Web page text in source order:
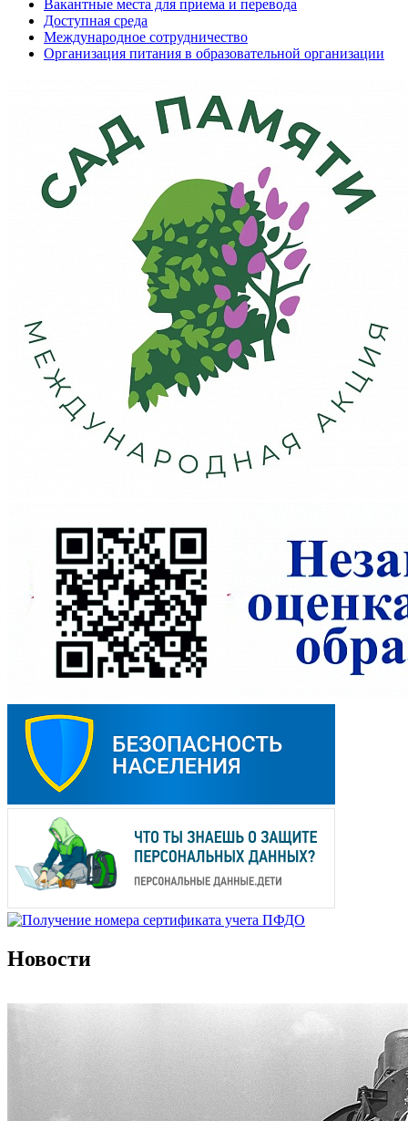
Вакантные места для приема и перевода
Доступная среда
Международное сотрудничество
Организация питания в образовательной организации
Новости